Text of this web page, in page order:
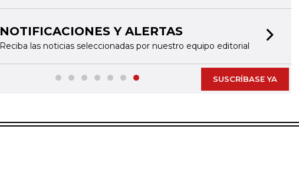
NOTIFICACIONES Y ALERTAS
Reciba las noticias seleccionadas por nuestro equipo editorial
SUSCRÍBASE YA